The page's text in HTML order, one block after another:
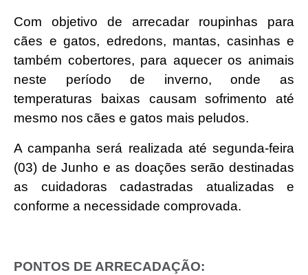
Com objetivo de arrecadar roupinhas para
cães e gatos, edredons, mantas, casinhas e
também cobertores, para aquecer os animais
neste período de inverno, onde as
temperaturas baixas causam sofrimento até
mesmo nos cães e gatos mais peludos.
A campanha será realizada até segunda-feira
(03) de Junho e as doações serão destinadas
as cuidadoras cadastradas atualizadas e
conforme a necessidade comprovada.
PONTOS DE ARRECADAÇÃO: